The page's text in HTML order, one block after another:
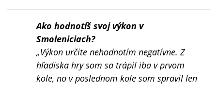
Ako hodnotíš svoj výkon v
Smoleniciach?
„Výkon určite nehodnotím negatívne. Z
hľadiska hry som sa trápil iba v prvom
kole, no v poslednom kole som spravil len